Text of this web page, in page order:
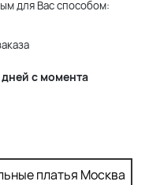
для Вас способом:
с момента
платья Москва